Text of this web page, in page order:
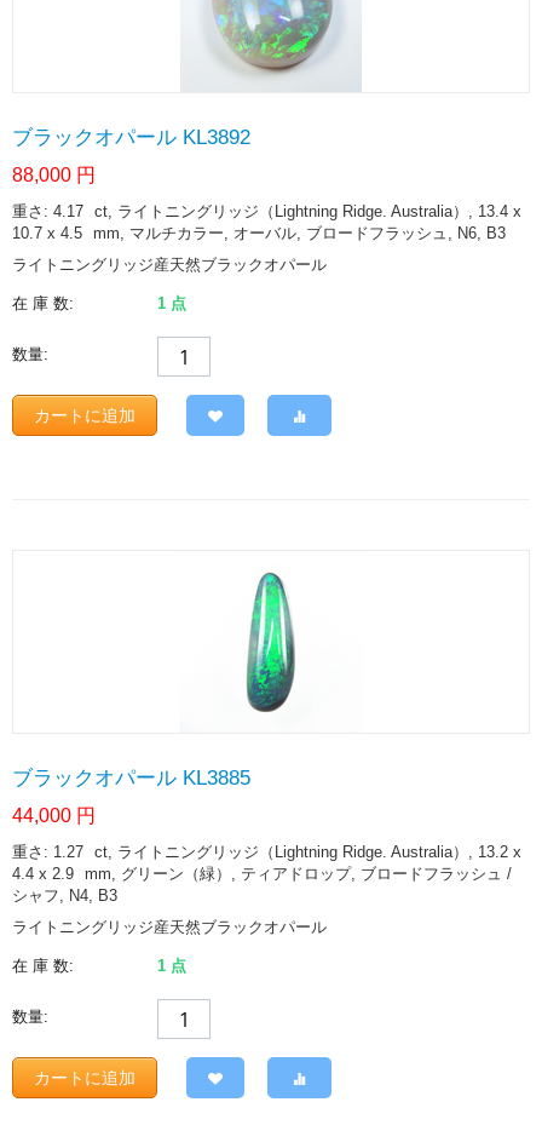
ブラックオパール KL3892
88,000 円
重さ: 4.17 ct, ライトニングリッジ（Lightning Ridge. Australia）, 13.4 x
10.7 x 4.5 mm, マルチカラー, オーバル, ブロードフラッシュ, N6, B3
ライトニングリッジ産天然ブラックオパール
在 庫 数: 1 点
数量:
カートに追加
ブラックオパール KL3885
44,000 円
重さ: 1.27 ct, ライトニングリッジ（Lightning Ridge. Australia）, 13.2 x
4.4 x 2.9 mm, グリーン（緑）, ティアドロップ, ブロードフラッシュ /
シャフ, N4, B3
ライトニングリッジ産天然ブラックオパール
在 庫 数: 1 点
数量:
カートに追加